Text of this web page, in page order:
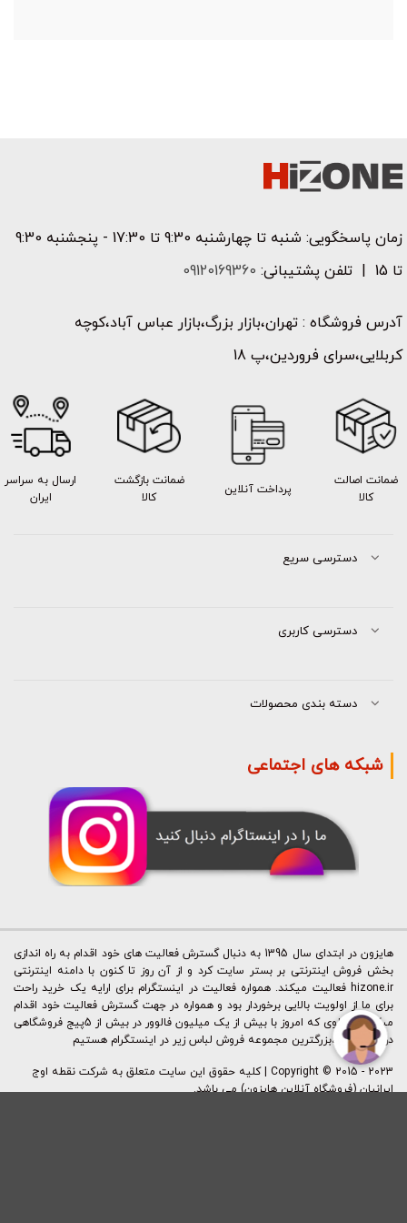
زمان پاسخگویی: شنبه تا چهارشنبه 9:30 تا 17:30 - پنجشنبه 9:30
تا 15 | تلفن پشتیبانی:
09120169360
آدرس فروشگاه : تهران،بازار بزرگ،بازار عباس آباد،کوچه
کربلایی،سرای فروردین،پ 18
ضمانت اصالت
کالا
پرداخت آنلاین
ضمانت بازگشت
کالا
ارسال به سراسر
ایران
دسترسی سریع
دسترسی کاربری
دسته بندی محصولات
شبکه های اجتماعی
هایزون در ابتدای سال 1395 به دنبال گسترش فعالیت های خود اقدام به راه اندازی
بخش فروش اینترنتی بر بستر سایت کرد و از آن روز تا کنون با دامنه اینترنتی
hizone.ir فعالیت میکند. همواره فعالیت در اینستگرام برای ارایه یک خرید راحت
برای ما از اولویت بالایی برخوردار بود و همواره در جهت گسترش فعالیت خود اقدام
میکردیم. بطوی که امروز با بیش از یک میلیون فالوور در بیش از 5پیج فروشگاهی
در اینستگرام،بزرگترین مجموعه فروش لباس زیر در اینستگرام هستیم
Copyright © 2015 - 2023 | کليه حقوق اين سايت متعلق به شرکت نقطه اوج
ایرانیان (فروشگاه آنلاین هایزون) می باشد.